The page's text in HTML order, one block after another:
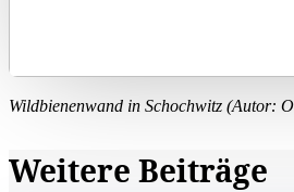
Wildbienenwand in Schochwitz (Autor:
Weitere Beiträge